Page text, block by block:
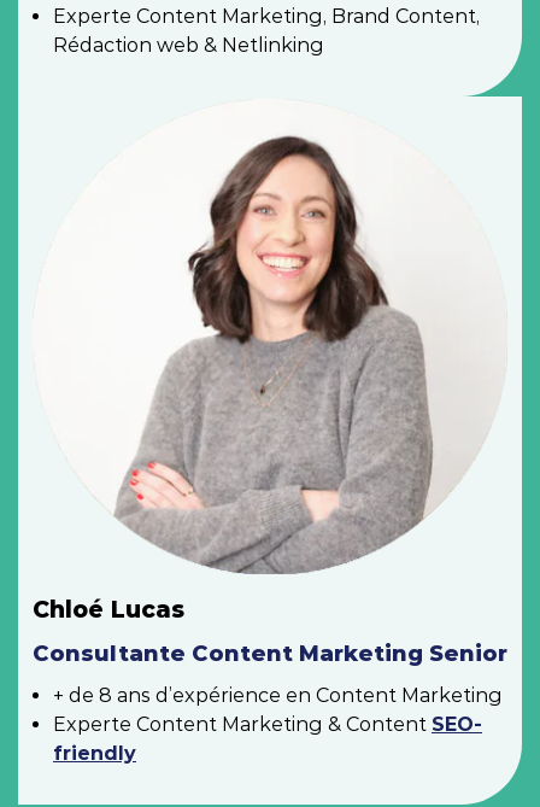
Experte Content Marketing, Brand Content,
Rédaction web & Netlinking
Chloé Lucas
Consultante Content Marketing Senior
+ de 8 ans d’expérience en Content Marketing
Experte Content Marketing & Content SEO-
friendly